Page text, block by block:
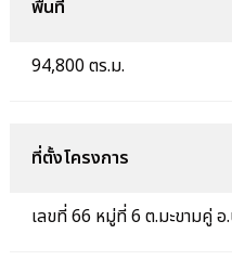
พื้นที่
94,800 ตร.ม.
ที่ตั้งโครงการ
เลขที่ 66 หมู่ที่ 6 ต.มะขามคู่